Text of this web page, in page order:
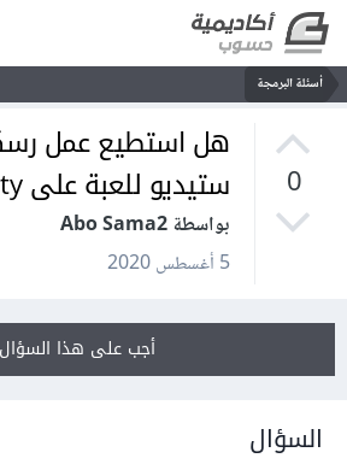
أسئلة البرمجة
0
هل استطيع عمل
ستيديو للعبة على Unity
بواسطة Abo Sama2
5 أغسطس 2020
أجب على هذا السؤال
السؤال